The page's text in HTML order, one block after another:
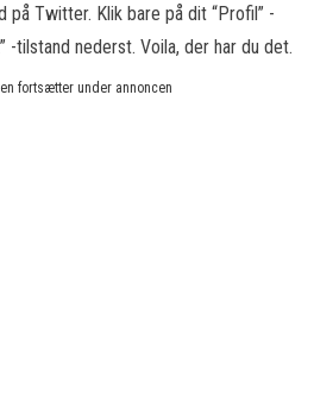
på Twitter. Klik bare på dit “Profil” -
-tilstand nederst. Voila, der har du det.
fortsætter under annoncen